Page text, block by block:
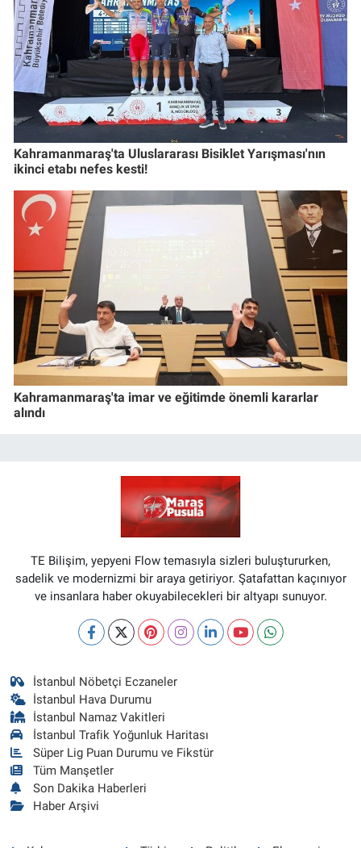
Kahramanmaraş'ta Uluslararası Bisiklet Yarışması'nın
ikinci etabı nefes kesti!
Kahramanmaraş'ta imar ve eğitimde önemli kararlar
alındı
TE Bilişim, yepyeni Flow temasıyla sizleri buluştururken,
sadelik ve modernizmi bir araya getiriyor. Şatafattan kaçınıyor
ve insanlara haber okuyabilecekleri bir altyapı sunuyor.
İstanbul Nöbetçi Eczaneler
İstanbul Hava Durumu
İstanbul Namaz Vakitleri
İstanbul Trafik Yoğunluk Haritası
Süper Lig Puan Durumu ve Fikstür
Tüm Manşetler
Son Dakika Haberleri
Haber Arşivi